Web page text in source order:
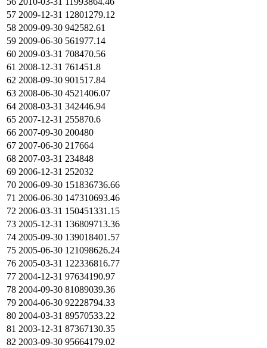
57 2009-12-31 12801279.12
58 2009-09-30 942582.61
59 2009-06-30 561977.14
60 2009-03-31 708470.56
61 2008-12-31 761451.8
62 2008-09-30 901517.84
63 2008-06-30 4521406.07
64 2008-03-31 342446.94
65 2007-12-31 255870.6
66 2007-09-30 200480
67 2007-06-30 217664
68 2007-03-31 234848
69 2006-12-31 252032
70 2006-09-30 151836736.66
71 2006-06-30 147310693.46
72 2006-03-31 150451331.15
73 2005-12-31 136809713.36
74 2005-09-30 139018401.57
75 2005-06-30 121098626.24
76 2005-03-31 122336816.77
77 2004-12-31 97634190.97
78 2004-09-30 81089039.36
79 2004-06-30 92228794.33
80 2004-03-31 89570533.22
81 2003-12-31 87367130.35
82 2003-09-30 95664179.02